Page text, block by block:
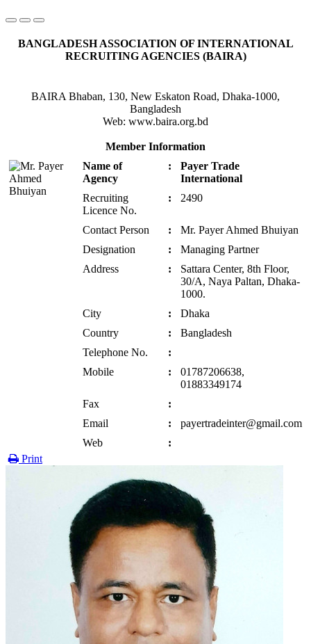
BANGLADESH ASSOCIATION OF INTERNATIONAL
RECRUITING AGENCIES (BAIRA)
BAIRA Bhaban, 130, New Eskaton Road, Dhaka-1000,
Bangladesh
Web: www.baira.org.bd
Member Information
Name of
Agency
:
Payer Trade
International
Recruiting
Licence No.
: 2490
Contact Person :
Mr. Payer Ahmed Bhuiyan
Designation
:
Managing Partner
Address
:
Sattara Center, 8th Floor,
30/A, Naya Paltan, Dhaka-
1000.
City
:
Dhaka
Country
:
Bangladesh
Telephone No.
:
Mobile
:
01787206638,
01883349174
Fax
:
Email
:
payertradeinter@gmail.com
Web
:
Print